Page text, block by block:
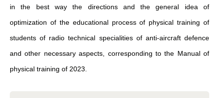
in the best way the directions and the general idea of
optimization of the educational process of physical training of
students of radio technical specialities of anti-aircraft defence
and other necessary aspects, corresponding to the Manual of
physical training of 2023.